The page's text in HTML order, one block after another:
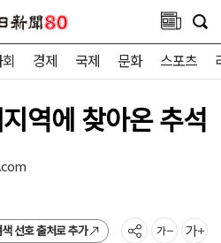
경제 국제 문화 스포츠
역에 찾아온 추석
선호 출처로 추가